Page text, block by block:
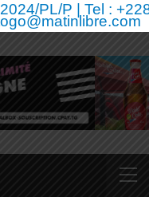
PL/P | Tel :